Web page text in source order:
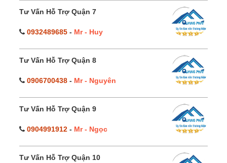
Tư Vấn Hỗ Trợ Quận 7
0932489685 - Mr - Huy
Tư Vấn Hỗ Trợ Quận 8
0906700438 - Mr - Nguyên
Tư Vấn Hỗ Trợ Quận 9
0904991912 - Mr - Ngọc
Tư Vấn Hỗ Trợ Quận 10